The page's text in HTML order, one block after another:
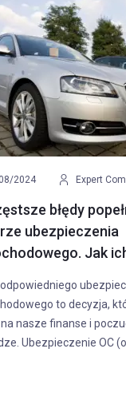
przełomowym
Będziemy
warto